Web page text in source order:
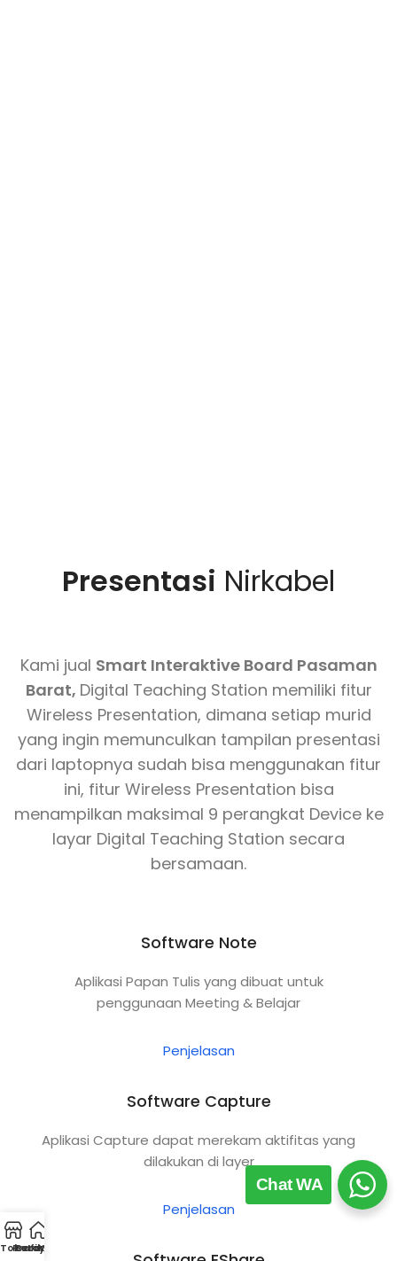
Presentasi Nirkabel
Kami jual Smart Interaktive Board Pasaman
Barat, Digital Teaching Station memiliki fitur
Wireless Presentation, dimana setiap murid
yang ingin memunculkan tampilan presentasi
dari laptopnya sudah bisa menggunakan fitur
ini, fitur Wireless Presentation bisa
menampilkan maksimal 9 perangkat Device ke
layar Digital Teaching Station secara
bersamaan.
Software Note
Aplikasi Papan Tulis yang dibuat untuk
penggunaan Meeting & Belajar
Penjelasan
Software Capture
Aplikasi Capture dapat merekam aktifitas yang
dilakukan di layer
Penjelasan
TokoProfil
Beranda
Layanan
Kontak
Chat WA